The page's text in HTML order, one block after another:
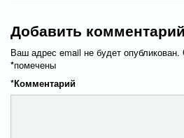
Добавить комментарий
Ваш адрес email не будет опубликован.
помечены
*
Комментарий
*